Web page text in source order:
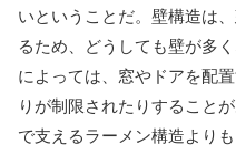
いということだ。壁構造は
るため、どうしても壁が多
によっては、窓やドアを配
りが制限されたりすること
で支えるラーメン構造より